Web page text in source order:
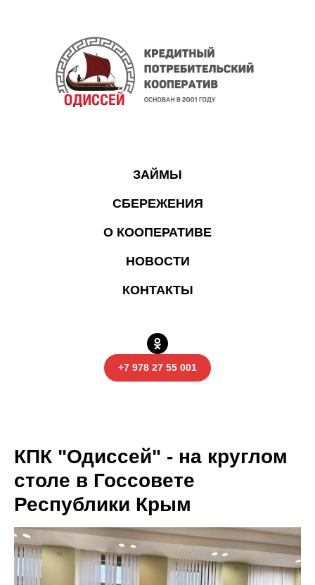
ЗАЙМЫ
СБЕРЕЖЕНИЯ
О КООПЕРАТИВЕ
НОВОСТИ
КОНТАКТЫ
+7 978 27 55 001
КПК "Одиссей" - на круглом
столе в Госсовете
Республики Крым